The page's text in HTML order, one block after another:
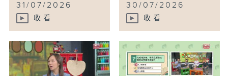
31/07/2026
收看
30/07/2026
收看